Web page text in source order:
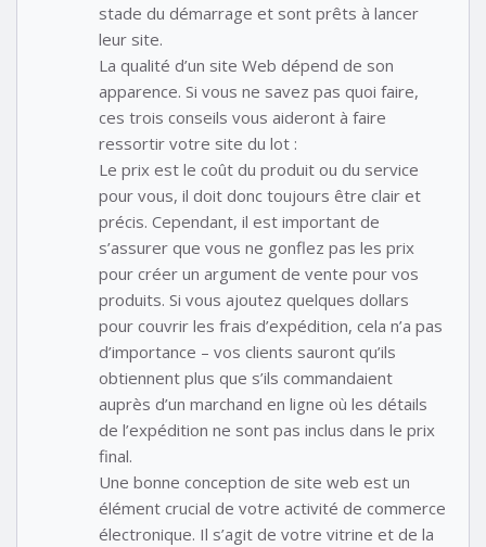
stade du démarrage et sont prêts à lancer
leur site.
La qualité d’un site Web dépend de son
apparence. Si vous ne savez pas quoi faire,
ces trois conseils vous aideront à faire
ressortir votre site du lot :
Le prix est le coût du produit ou du service
pour vous, il doit donc toujours être clair et
précis. Cependant, il est important de
s’assurer que vous ne gonflez pas les prix
pour créer un argument de vente pour vos
produits. Si vous ajoutez quelques dollars
pour couvrir les frais d’expédition, cela n’a pas
d’importance – vos clients sauront qu’ils
obtiennent plus que s’ils commandaient
auprès d’un marchand en ligne où les détails
de l’expédition ne sont pas inclus dans le prix
final.
Une bonne conception de site web est un
élément crucial de votre activité de commerce
électronique. Il s’agit de votre vitrine et de la